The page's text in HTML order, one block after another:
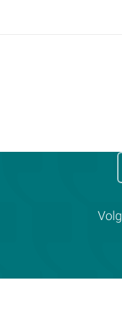
Volg